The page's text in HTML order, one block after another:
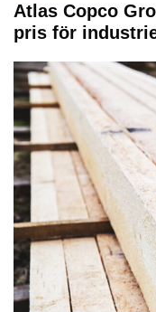
Atlas Copco
pris för